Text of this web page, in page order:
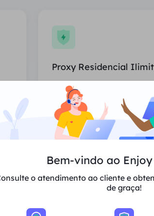
GB
Proxy Residencial
Uso ilimitado de proxies
países atribuídos
Preço
Suporta multi-
Bem-vindo ao Enjoy
o atendimento ao cliente e
de graça!